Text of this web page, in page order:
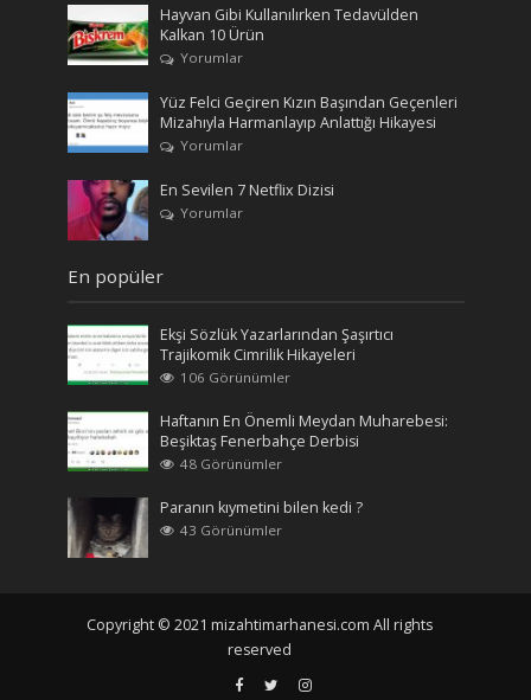
Hayvan Gibi Kullanılırken Tedavülden
Kalkan 10 Ürün
Yorumlar
Yüz Felci Geçiren Kızın Başından Geçenleri
Mizahıyla Harmanlayıp Anlattığı Hikayesi
Yorumlar
En Sevilen 7 Netflix Dizisi
Yorumlar
En popüler
Ekşi Sözlük Yazarlarından Şaşırtıcı
Trajikomik Cimrilik Hikayeleri
106 Görünümler
Haftanın En Önemli Meydan Muharebesi:
Beşiktaş Fenerbahçe Derbisi
48 Görünümler
Paranın kıymetini bilen kedi ?
43 Görünümler
Copyright © 2021 mizahtimarhanesi.com All rights
reserved